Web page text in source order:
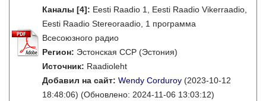
Каналы [4]: Eesti Raadio 1, Eesti Raadio Vikerraadio,
Eesti Raadio Stereoraadio, 1 программа
Всесоюзного радио
Регион: Эстонская ССР (Эстония)
Источник: Raadioleht
Добавил на сайт: Wendy Corduroy (2023-10-12
18:48:06) (Обновлено: 2024-11-06 13:03:12)